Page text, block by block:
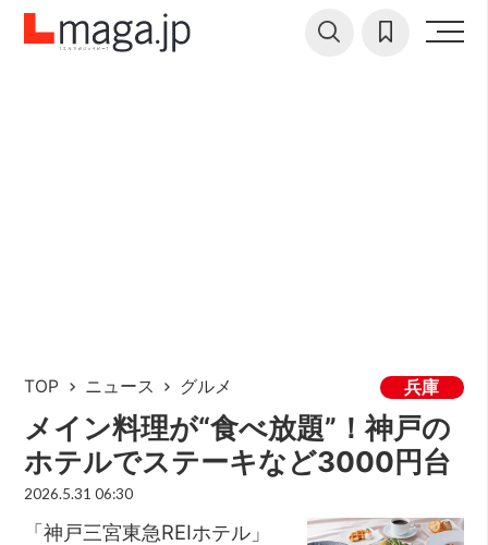
TOP ニュース グルメ 兵庫
メイン料理が“食べ放題”！神戸の
ホテルでステーキなど3000円台
2026.5.31 06:30
「神戸三宮東急REIホテル」